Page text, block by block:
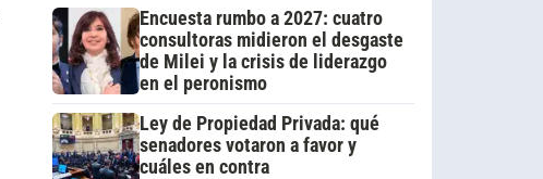
Encuesta rumbo a 2027: cuatro
consultoras midieron el desgaste
de Milei y la crisis de liderazgo
en el peronismo
Ley de Propiedad Privada: qué
senadores votaron a favor y
cuáles en contra